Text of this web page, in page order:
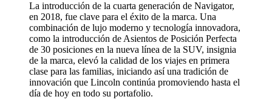
La introducción de la cuarta generación de Navigator,
en 2018, fue clave para el éxito de la marca. Una
combinación de lujo moderno y tecnología innovadora,
como la introducción de Asientos de Posición Perfecta
de 30 posiciones en la nueva línea de la SUV, insignia
de la marca, elevó la calidad de los viajes en primera
clase para las familias, iniciando así una tradición de
innovación que Lincoln continúa promoviendo hasta el
día de hoy en todo su portafolio.